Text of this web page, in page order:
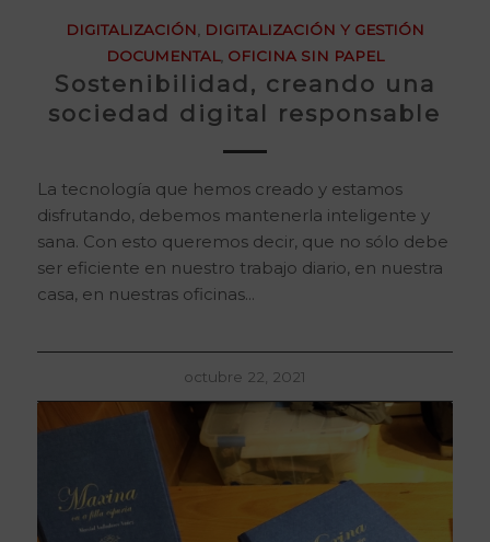
DIGITALIZACIÓN
DIGITALIZACIÓN Y GESTIÓN
DOCUMENTAL, OFICINA SIN PAPEL
Sostenibilidad, creando una
sociedad digital responsable
La tecnología que hemos creado y estamos
disfrutando, debemos mantenerla inteligente y
sana. Con esto queremos decir, que no sólo debe
ser eficiente en nuestro trabajo diario, en nuestra
casa, en nuestras oficinas...
octubre 22, 2021